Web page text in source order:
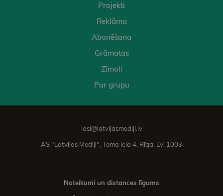
Projekti
Reklāma
Abonēšana
Grāmatas
Zīmoli
Par grupu
lasi@latvijasmediji.lv
AS "Latvijas Mediji", Toma iela 4, Rīga, LV-1003
Noteikumi un distances līgums